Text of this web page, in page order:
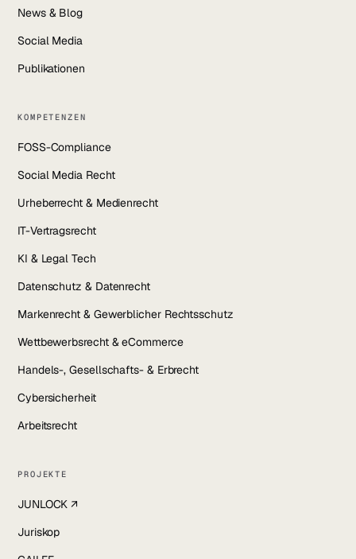
News & Blog
Social Media
Publikationen
KOMPETENZEN
FOSS-Compliance
Social Media Recht
Urheberrecht & Medienrecht
IT-Vertragsrecht
KI & Legal Tech
Datenschutz & Datenrecht
Markenrecht & Gewerblicher Rechtsschutz
Wettbewerbsrecht & eCommerce
Handels-, Gesellschafts- & Erbrecht
Cybersicherheit
Arbeitsrecht
PROJEKTE
JUNLOCK ↗
Juriskop